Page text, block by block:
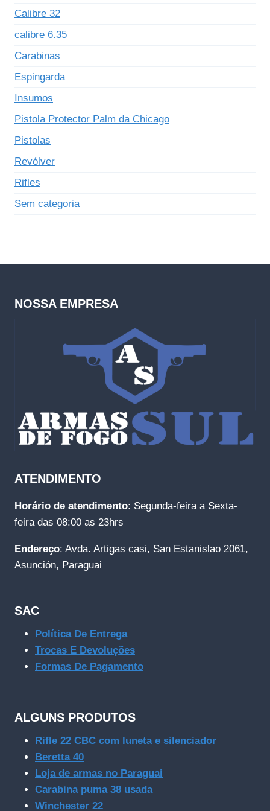
Calibre 32
calibre 6.35
Carabinas
Espingarda
Insumos
Pistola Protector Palm da Chicago
Pistolas
Revólver
Rifles
Sem categoria
NOSSA EMPRESA
ATENDIMENTO
Horário de atendimento: Segunda-feira a Sexta-
feira das 08:00 as 23hrs
Endereço: Avda. Artigas casi, San Estanislao 2061,
Asunción, Paraguai
SAC
Política De Entrega
Trocas E Devoluções
Formas De Pagamento
ALGUNS PRODUTOS
Rifle 22 CBC com luneta e silenciador
Beretta 40
Loja de armas no Paraguai
Carabina puma 38 usada
Winchester 22